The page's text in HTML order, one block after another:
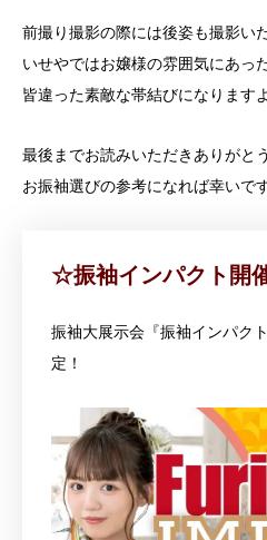
前撮り撮影の際には後姿も撮影い
いせやではお嬢様の雰囲気にあっ
皆違った素敵な帯結びになります
最後までお読みいただきありがと
お振袖選びの参考になれば幸いで
☆振袖インパクト開
振袖大展示会『振袖インパク
定！